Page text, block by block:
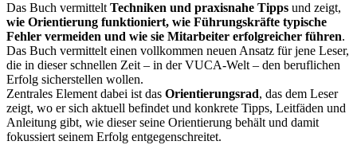
Das Buch vermittelt Techniken und praxisnahe Tipps und zeigt,
wie Orientierung funktioniert, wie Führungskräfte typische
Fehler vermeiden und wie sie Mitarbeiter erfolgreicher führen.
Das Buch vermittelt einen vollkommen neuen Ansatz für jene Leser,
die in dieser schnellen Zeit – in der VUCA-Welt – den beruflichen
Erfolg sicherstellen wollen.
Zentrales Element dabei ist das Orientierungsrad, das dem Leser
zeigt, wo er sich aktuell befindet und konkrete Tipps, Leitfäden und
Anleitung gibt, wie dieser seine Orientierung behält und damit
fokussiert seinem Erfolg entgegenschreitet.